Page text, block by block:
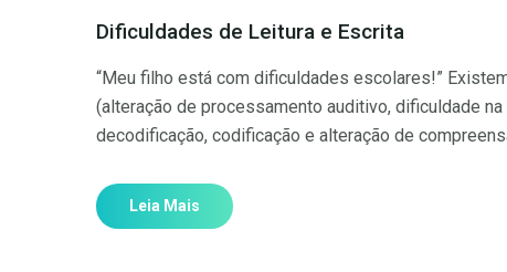
Dificuldades de Leitura e Escrita
“Meu filho está com dificuldades escolares!”
(alteração de processamento auditivo, dificuldade
decodificação, codificação e alteração de
Leia Mais